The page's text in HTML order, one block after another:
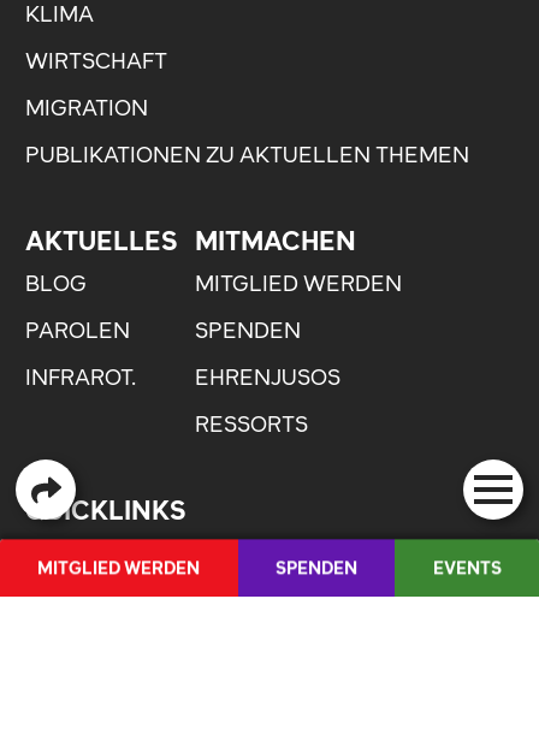
KLIMA
WIRTSCHAFT
MIGRATION
PUBLIKATIONEN ZU AKTUELLEN THEMEN
AKTUELLES
BLOG
PAROLEN
INFRAROT.
MITMACHEN
MITGLIED WERDEN
SPENDEN
EHRENJUSOS
RESSORTS
QUICKLINKS
MITGLIED WERDEN SPENDEN EVENTS